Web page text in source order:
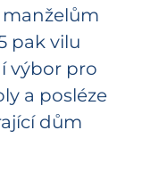
pak vilu
výbor pro
a posléze
dům